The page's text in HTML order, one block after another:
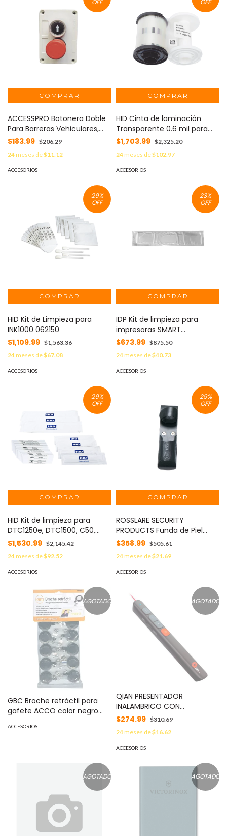
ACCESSPRO Botonera Doble
Para Barreras Vehiculares,
Operadores Corredizos y
Abatibles / Botón de Stop
Enclavado MOD: XBS-SW-23
$183.99 $206.29
24meses de$11.12
ACCESORIOS
HID Cinta de laminación
Transparente 0.6 mil para
HDP5000 con laminación
/Compatible con DTC4500e,
DTC4500, HDP5000,
HDP8500/ Capacidad de 250
$1,703.99 $2,325.20
24meses de$102.97
ACCESORIOS
29%
OFF
HID Kit de Limpieza para
INK1000 062150
$1,109.99 $1,563.36
24meses de$67.08
ACCESORIOS
23%
OFF
IDP Kit de limpieza para
impresoras SMART
21,30,31/50/51 / Incluye 10
servicios 659909
$673.99 $875.50
24meses de$40.73
ACCESORIOS
29%
OFF
HID Kit de limpieza para
DTC1250e, DTC1500, C50,
DTC1000Me, DTC4250e,
DTC1000, DTC4000, incluye
10 servicios 086177
$1,530.99 $2,145.42
24meses de$92.52
ACCESORIOS
29%
OFF
ROSSLARE SECURITY
PRODUCTS Funda de Piel
Para Cinturón, Compatible
con Lector GC-01 DigiTool
MOD: GA-06
$358.99 $505.61
24meses de$21.69
ACCESORIOS
AGOTADO
GBC Broche retráctil para
gafete ACCO color negro
ACCESORIOS
AGOTADO
QIAN PRESENTADOR
INALAMBRICO CON
APUNTADOR LASER -
DISTANCIA HASTA LUZ 200MT,
Y 100 MTS PARA CONTROL,
$274.99 $310.69
24meses de$16.62
ACCESORIOS
AGOTADO AGOTADO